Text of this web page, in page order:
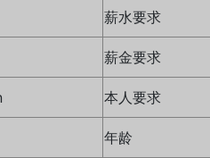
薪水要求
薪金要求
本人要求
年龄